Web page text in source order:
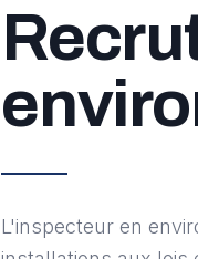
L'inspecteur en